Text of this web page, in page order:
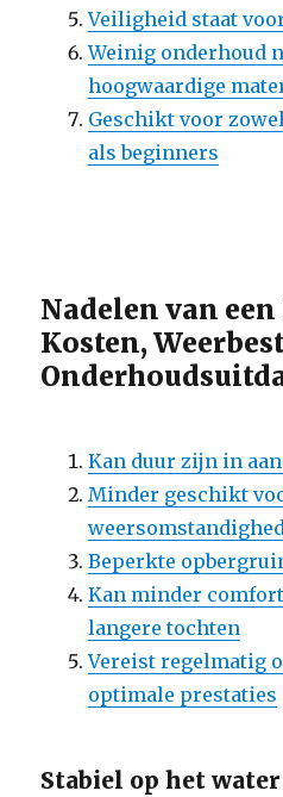
Veiligheid staat
Weinig onderhoud
hoogwaardige
Geschikt voor
als beginners
Nadelen van
Kosten,
Kan duur zijn in
Minder geschikt
Beperkte
Kan minder
langere tochten
Vereist regelmatig
optimale prestaties
Stabiel op het water